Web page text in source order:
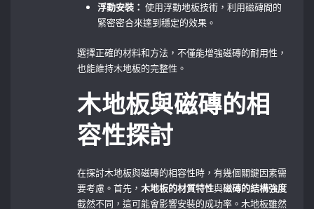
浮動安裝： ⁣使用浮動地板技術，利用磁磚間的
緊密密合來達到穩定的效果。
選擇正確的材料和方法，不僅能增強磁磚的耐用性，
也能維持木地板的完整性。
木地板與磁磚的相
容性探討
在探討木地板與磁磚的相容性時，有幾個關鍵因素需
要考慮。首先，木地板的材質特性與磁磚的結構強度
截然不同，這可能會影響安裝的成功率。木地板雖然